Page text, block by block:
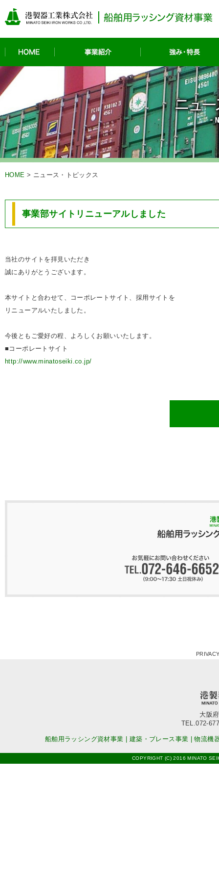
HOME > ニュース・トピックス
事業部サイトリニューアルしました
当社のサイトを拝見いただき
誠にありがとうございます。
本サイトと合わせて、コーポレートサイト、採用サイトを
リニューアルいたしました。
今後ともご愛好の程、よろしくお願いいたします。
■コーポレートサイト
http://www.minatoseiki.co.jp/
大阪
TEL.072-
船舶用ラッシング資材事業 建築・ブレース事業 |物流機
COPYRIGHT (C) 2016 MINATO